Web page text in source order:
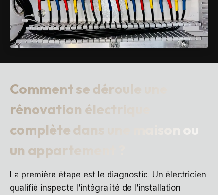
Comment se déroule une
rénovation électrique
complète dans une maison ou
un appartement ?
La première étape est le diagnostic. Un électricien
qualifié inspecte l’intégralité de l’installation